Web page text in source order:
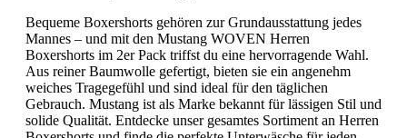
Bequeme Boxershorts gehören zur Grundausstattung jedes
Mannes – und mit den Mustang WOVEN Herren
Boxershorts im 2er Pack triffst du eine hervorragende Wahl.
Aus reiner Baumwolle gefertigt, bieten sie ein angenehm
weiches Tragegefühl und sind ideal für den täglichen
Gebrauch. Mustang ist als Marke bekannt für lässigen Stil und
solide Qualität. Entdecke unser gesamtes Sortiment an Herren